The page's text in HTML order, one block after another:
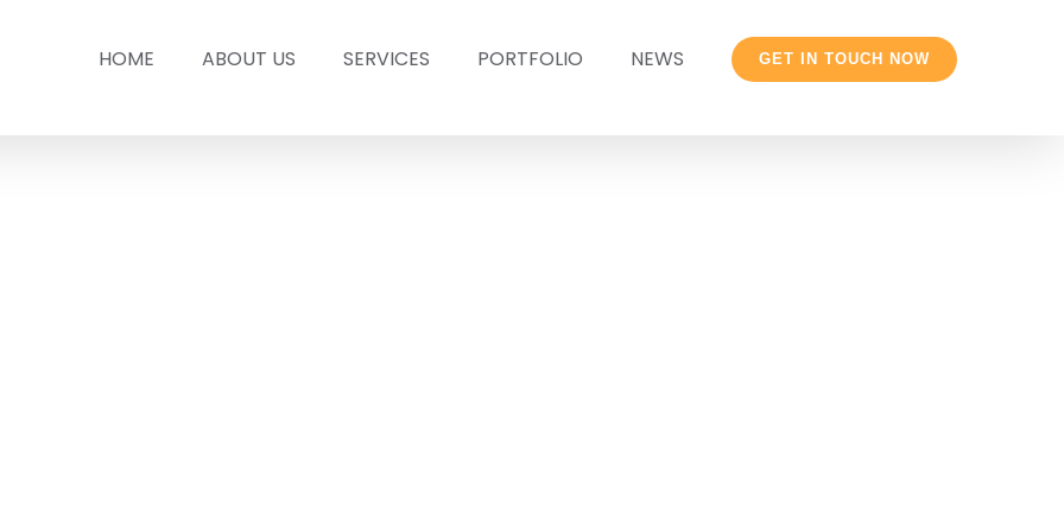
HOME ABOUT US SERVICES PORTFOLIO NEWS GET IN TOUCH NOW